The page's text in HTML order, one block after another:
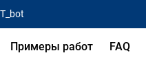
Примеры работ FAQ